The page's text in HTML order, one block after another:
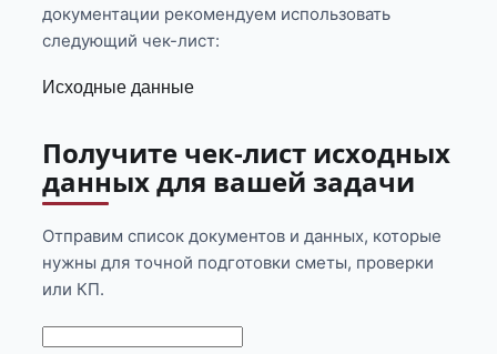
документации рекомендуем использовать
следующий чек-лист:
Исходные данные
Получите чек-лист исходных
данных для вашей задачи
Отправим список документов и данных, которые
нужны для точной подготовки сметы, проверки
или КП.